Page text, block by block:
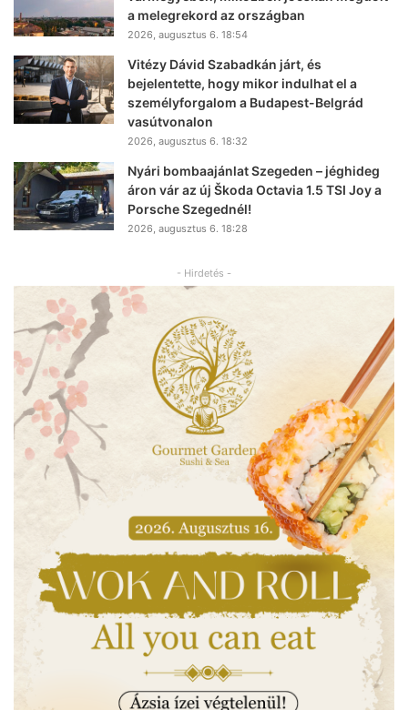
a melegrekord az országban
2026, augusztus 6. 18:54
Vitézy Dávid Szabadkán járt, és
bejelentette, hogy mikor indulhat el a
személyforgalom a Budapest-Belgrád
vasútvonalon
2026, augusztus 6. 18:32
Nyári bombaajánlat Szegeden – jéghideg
áron vár az új Škoda Octavia 1.5 TSI Joy a
Porsche Szegednél!
2026, augusztus 6. 18:28
- Hirdetés -